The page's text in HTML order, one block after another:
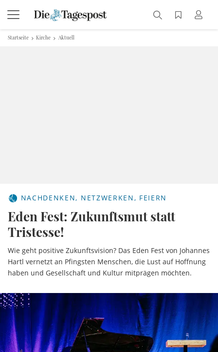
Startseite Kirche Aktuell
NACHDENKEN, NETZWERKEN, FEIERN
Eden Fest: Zukunftsmut statt
Tristesse!
Wie geht positive Zukunftsvision? Das Eden Fest von Johannes
Hartl vernetzt an Pfingsten Menschen, die Lust auf Hoffnung
haben und Gesellschaft und Kultur mitprägen möchten.